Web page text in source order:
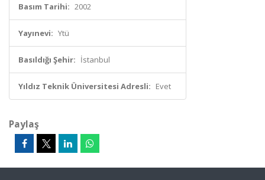
Basım Tarihi: 2002
Yayınevi: Ytü
Basıldığı Şehir: İstanbul
Yıldız Teknik Üniversitesi Adresli: Evet
Paylaş